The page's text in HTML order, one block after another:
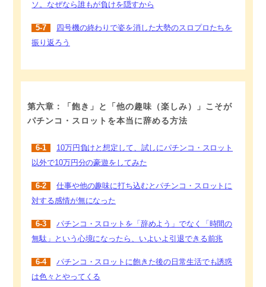
ソ。なぜなら誰もが負けを隠すから
5-7
四号機の終わりで姿を消した大勢のスロプロたちを
振り返ろう
第六章：「飽き」と「他の趣味（楽しみ）」こそが
パチンコ・スロットを本当に辞める方法
6-1
10万円負けと想定して、試しにパチンコ・スロット
以外で10万円分の豪遊をしてみた
6-2
仕事や他の趣味に打ち込むとパチンコ・スロットに
対する感情が無になった
6-3
パチンコ・スロットを「辞めよう」でなく「時間の
無駄」という心境になったら、いよいよ引退できる前兆
6-4
パチンコ・スロットに飽きた後の日常生活でも誘惑
は色々とやってくる